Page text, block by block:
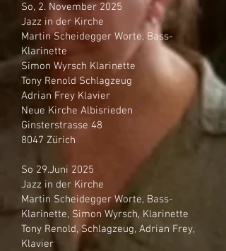
So, 2. November 2025
Jazz in der Kirche
Martin Scheidegger Worte, Bass-
Klarinette
Simon Wyrsch Klarinette
Tony Renold Schlagzeug
Adrian Frey Klavier
Neue Kirche Albisrieden
Ginsterstrasse 48
8047 Zürich
So 29.Juni 2025
Jazz in der Kirche
Martin Scheidegger Worte, Bass-
Klarinette, Simon Wyrsch, Klarinette
Tony Renold, Schlagzeug, Adrian Frey,
Klavier